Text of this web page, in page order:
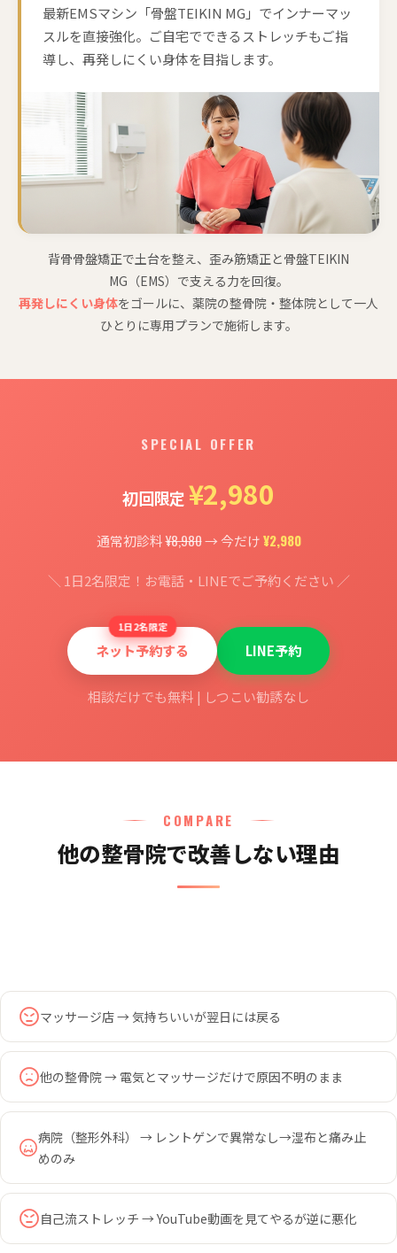
最新EMSマシン「骨盤TEIKIN MG」でインナーマッ
スルを直接強化。ご自宅でできるストレッチもご指
導し、再発しにくい身体を目指します。
背骨骨盤矯正で土台を整え、歪み筋矯正と骨盤TEIKIN
MG（EMS）で支える力を回復。
再発しにくい身体をゴールに、薬院の整骨院・整体院として一人
ひとりに専用プランで施術します。
SPECIAL OFFER
初回限定¥2,980
通常初診料¥8,980→ 今だけ¥2,980
＼ 1日2名限定！お電話・LINEでご予約ください ／
1日2名限定
ネット予約する LINE予約
相談だけでも無料 | しつこい勧誘なし
COMPARE
他の整骨院で改善しない理由
マッサージ店 → 気持ちいいが翌日には戻る
他の整骨院 → 電気とマッサージだけで原因不明のまま
病院（整形外科） → レントゲンで異常なし→湿布と痛み止
めのみ
自己流ストレッチ → YouTube動画を見てやるが逆に悪化